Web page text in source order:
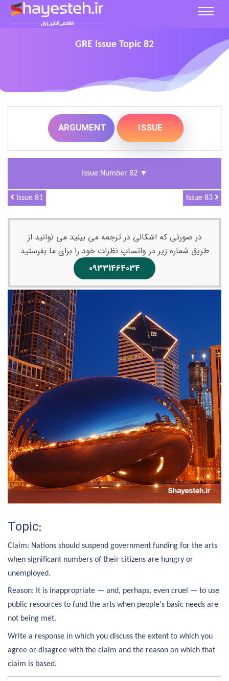
GRE Issue Topic 82
ARGUMENT ISSUE
Issue Number 82 ▼
Issue 81 Issue 83
در صورتی که اشکالی در ترجمه می بینید می توانید از
طریق شماره زیر در واتساپ نظرات خود را برای ما بفرستید
09331464034
Topic:
Claim: Nations should suspend government funding for the arts
when significant numbers of their citizens are hungry or
unemployed.
Reason: It is inappropriate — and, perhaps, even cruel — to use
public resources to fund the arts when people's basic needs are
not being met.
Write a response in which you discuss the extent to which you
agree or disagree with the claim and the reason on which that
claim is based.